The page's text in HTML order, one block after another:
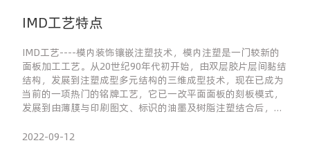
IMD工艺特点
IMD工艺----模内装饰镶嵌注塑技术，模内注塑是一门较新的
面板加工工艺。从20世纪90年代初开始，由双层胶片层间黏结
结构，发展到注塑成型多元结构的三维成型技术，现在已成为
当前的一项热门的铭牌工艺，它已一改平面面板的刻板模式，
发展到由薄膜与印刷图文、标识的油墨及树脂注塑结合后，镶
层相结合，面板图文、标识置于薄膜与注塑成型的树脂之间，
2022-09-12